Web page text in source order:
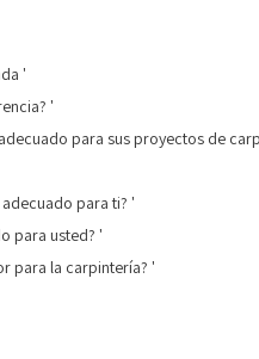
'
'
para sus proyectos de
para ti? '
para usted? '
para la carpintería? '